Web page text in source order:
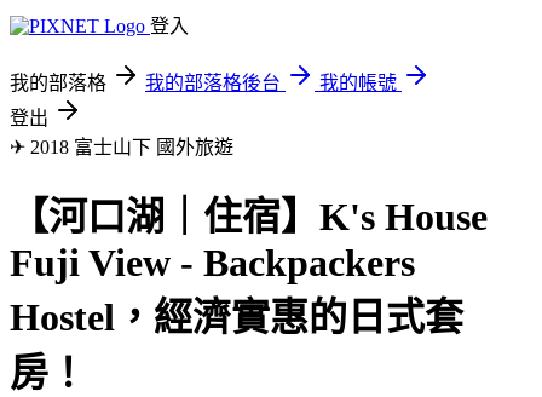
登入
我的部落格 我的部落格後台
我的帳號
登出
✈ 2018 富士山下 國外旅遊
【河口湖｜住宿】K's House
Fuji View - Backpackers
Hostel，經濟實惠的日式套
房！